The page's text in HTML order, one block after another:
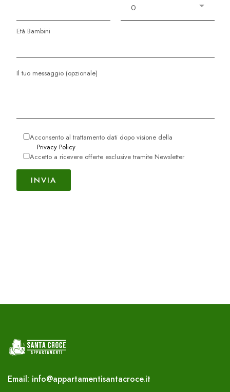
Età Bambini
Il tuo messaggio (opzionale)
Acconsento al trattamento dati dopo visione della
Privacy Policy
Accetto a ricevere offerte esclusive tramite Newsletter
Email: info@appartamentisantacroce.it